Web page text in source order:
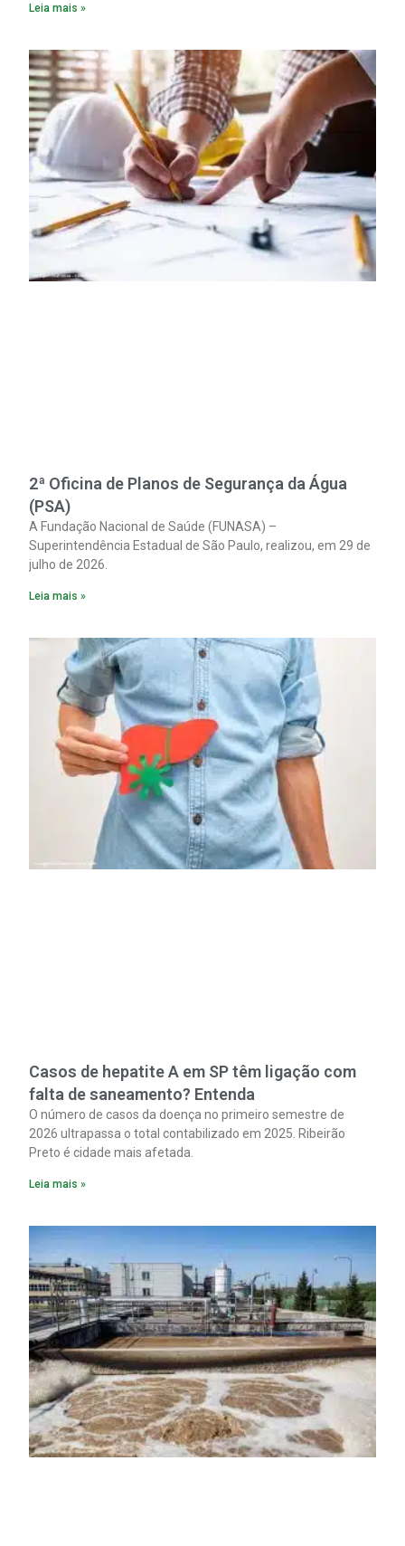
Leia mais »
2ª Oficina de Planos de Segurança da Água
(PSA)
A Fundação Nacional de Saúde (FUNASA) –
Superintendência Estadual de São Paulo, realizou, em 29 de
julho de 2026.
Leia mais »
Casos de hepatite A em SP têm ligação com
falta de saneamento? Entenda
O número de casos da doença no primeiro semestre de
2026 ultrapassa o total contabilizado em 2025. Ribeirão
Preto é cidade mais afetada.
Leia mais »